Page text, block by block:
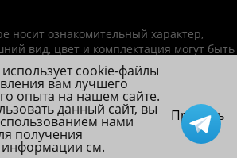
носит ознакомительный характер,
вид, цвет и комплектация могут быть
без уведомления.
- оптовый интернет-магазин ножей, пневматики,
туризма.
cookie-файлы
вам лучшего
опыта на нашем сайте.
данный сайт, вы
нами
получения
см.
Принять